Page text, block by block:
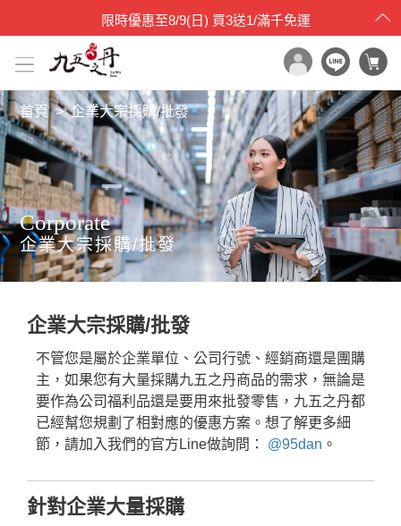
限時優惠至8/9(日) 買3送1/滿千免運
x
目錄一覽
首頁
所有產品
世界品質評鑑
品牌原料
產品檢驗
最新消息
媒體報導
名人推薦
九五闆闆
企業大宗採購/批發
首頁 企業大宗採購/批發
Corporate
企業大宗採購/批發
企業大宗採購/批發
不管您是屬於企業單位、公司行號、經銷商還是團購
主，如果您有大量採購九五之丹商品的需求，無論是
要作為公司福利品還是要用來批發零售，九五之丹都
已經幫您規劃了相對應的優惠方案。想了解更多細
節，請加入我們的官方Line做詢問： @95dan 。
針對企業大量採購